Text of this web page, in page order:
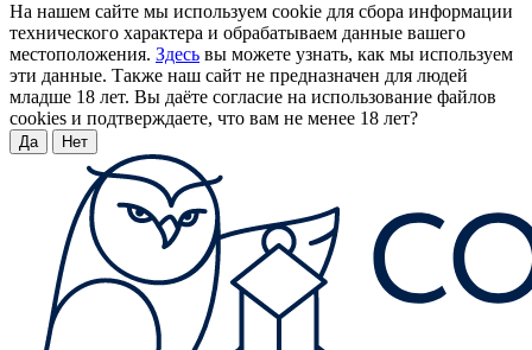
На нашем сайте мы используем cookie для сбора информации
технического характера и обрабатываем данные вашего
местоположения. Здесь вы можете узнать, как мы используем
эти данные. Также наш сайт не предназначен для людей
младше 18 лет. Вы даёте согласие на использование файлов
cookies и подтверждаете, что вам не менее 18 лет?
Да Нет